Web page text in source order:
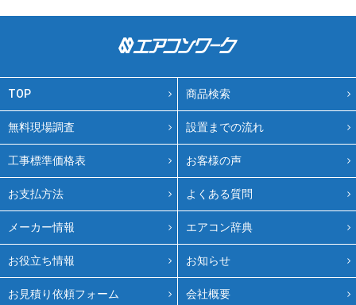
TOP 商品検索
無料現場調査 設置までの流れ
工事標準価格表 お客様の声
お支払方法 よくある質問
メーカー情報 エアコン辞典
お役立ち情報 お知らせ
お見積り依頼フォーム 会社概要